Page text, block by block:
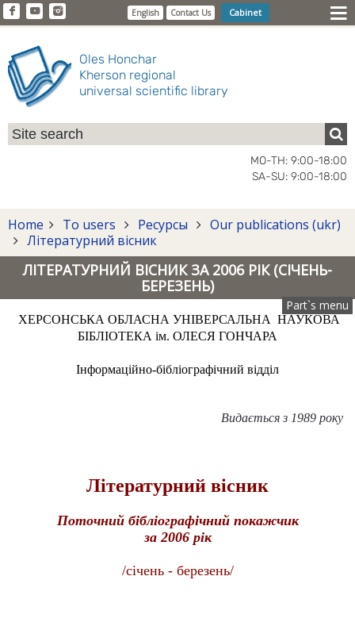
English Contact Us Cabinet
Oles Honchar
Kherson regional
universal scientific library
MO-TH: 9:00-18:00
SA-SU: 9:00-18:00
Home To users Ресурсы
Our publications (ukr)
Літературний вісник
ЛІТЕРАТУРНИЙ ВІСНИК ЗА 2006 РІК (СІЧЕНЬ-
БЕРЕЗЕНЬ)
Part`s menu
ХЕРСОНСЬКА ОБЛАСНА УНІВЕРСАЛЬНА НАУКОВА
БІБЛІОТЕКА ім. ОЛЕСЯ ГОНЧАРА
Інформаційно-бібліографічний відділ
Видається з 1989 року
Літературний вісник
Поточний бібліографічний покажчик
за 2006 рік
/січень - березень/